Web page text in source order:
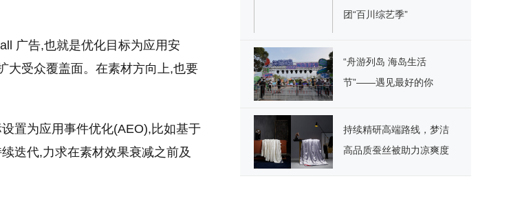
广告,也就是优化目标为应用安
大受众覆盖面。在素材方向上,也要
置为应用事件优化(AEO),比如基于
迭代,力求在素材效果衰减之前及
团“百川综艺季”
“舟游列岛 海岛生活
节”——遇见最好的你
持续精研高端路线，梦洁
高品质蚕丝被助力凉爽度